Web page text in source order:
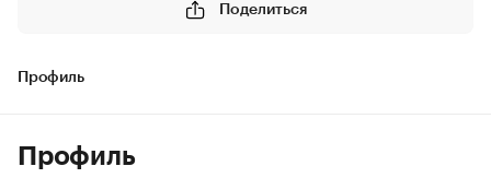
Поделиться
Профиль
Профиль